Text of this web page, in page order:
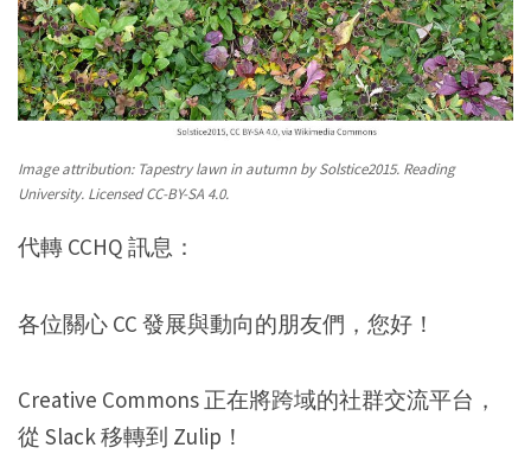
Image attribution: Tapestry lawn in autumn by Solstice2015. Reading
University. Licensed CC-BY-SA 4.0.
代轉 CCHQ 訊息：
各位關心 CC 發展與動向的朋友們，您好！
Creative Commons 正在將跨域的社群交流平台，
從 Slack 移轉到 Zulip！